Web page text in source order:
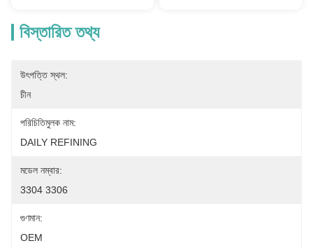
বিস্তারিত তথ্য
উৎপত্তি স্থল:
চীন
পরিচিতিমুলক নাম:
DAILY REFINING
মডেল নম্বার:
3304 3306
গুণমান:
OEM